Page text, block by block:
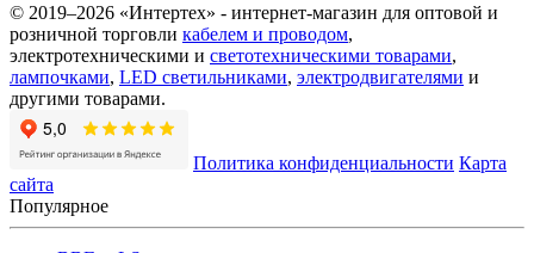
© 2019–2026 «Интертех» - интернет-магазин для оптовой и
розничной торговли кабелем и проводом,
электротехническими и светотехническими товарами,
лампочками, LED светильниками, электродвигателями и
другими товарами.
Политика конфиденциальности Карта
сайта
Популярное